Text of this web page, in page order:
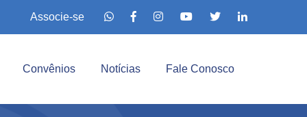
Associe-se
Convênios Notícias Fale Conosco